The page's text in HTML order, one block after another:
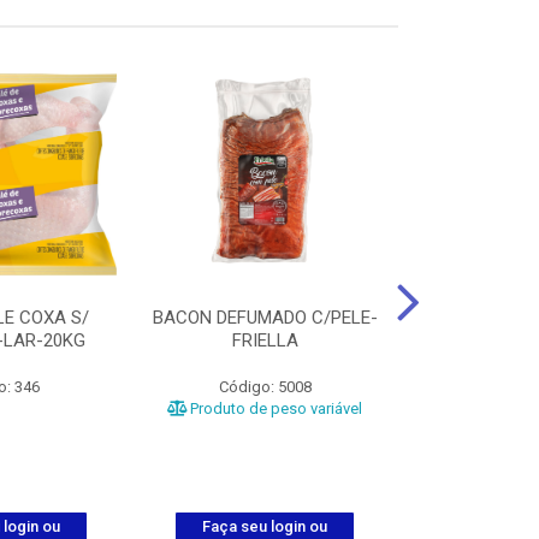
COXA S/
20KG
346
login ou
BACON DEFUMADO C/PELE-
FRIELLA
Código: 5008
Produto de peso variável
Faça seu login ou